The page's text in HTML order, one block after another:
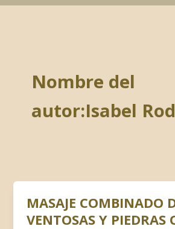
Nombre del
autor:Isabel
MASAJE COMBINADO
VENTOSAS Y PIEDRAS